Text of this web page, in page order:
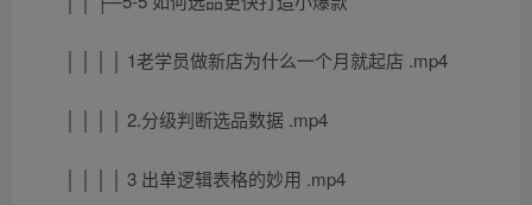
│ │ │ │ 1老学员做新店为什么一个月就起店 .mp4
│ │ │ │ 2.分级判断选品数据 .mp4
│ │ │ │ 3 出单逻辑表格的妙用 .mp4